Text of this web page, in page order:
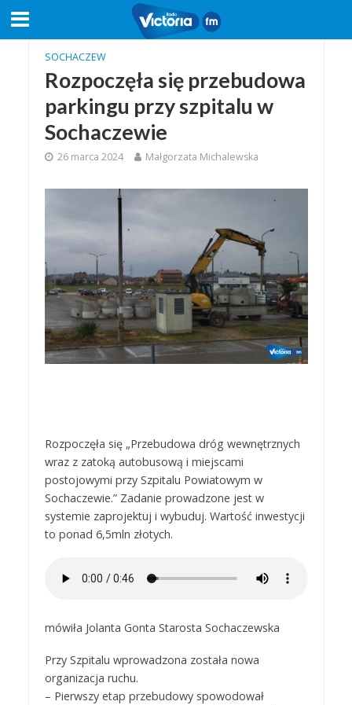
SOCHACZEW
Rozpoczęła się przebudowa
parkingu przy szpitalu w
Sochaczewie
26 marca 2024 Małgorzata Michalewska
Rozpoczęła się „Przebudowa dróg wewnętrznych
wraz z zatoką autobusową i miejscami
postojowymi przy Szpitalu Powiatowym w
Sochaczewie.” Zadanie prowadzone jest w
systemie zaprojektuj i wybuduj. Wartość inwestycji
to ponad 6,5mln złotych.
mówiła Jolanta Gonta Starosta Sochaczewska
Przy Szpitalu wprowadzona została nowa
organizacja ruchu.
– Pierwszy etap przebudowy spowodował